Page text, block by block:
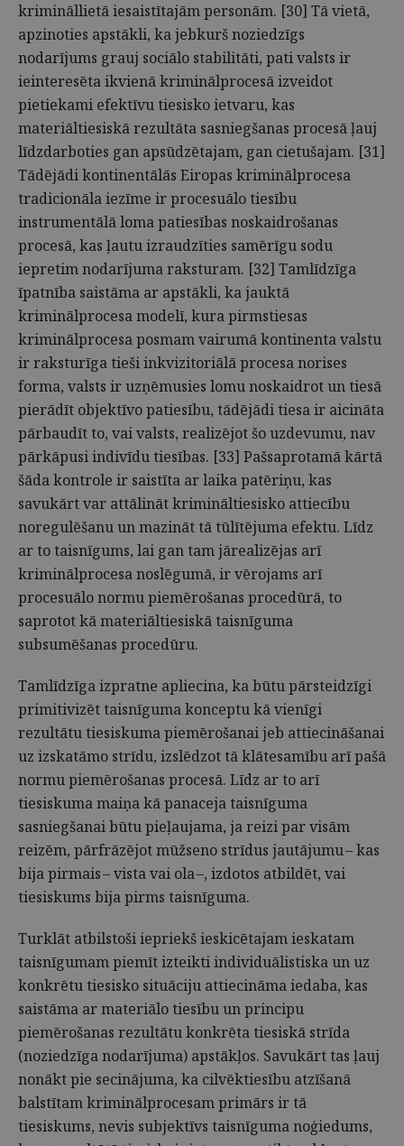
krimināllietā iesaistītajām personām. [30] Tā vietā,
apzinoties apstākli, ka jebkurš noziedzīgs
nodarījums grauj sociālo stabilitāti, pati valsts ir
ieinteresēta ikvienā kriminālprocesā izveidot
pietiekami efektīvu tiesisko ietvaru, kas
materiāltiesiskā rezultāta sasniegšanas procesā ļauj
līdzdarboties gan apsūdzētajam, gan cietušajam. [31]
Tādējādi kontinentālās Eiropas kriminālprocesa
tradicionāla iezīme ir procesuālo tiesību
instrumentālā loma patiesības noskaidrošanas
procesā, kas ļautu izraudzīties samērīgu sodu
iepretim nodarījuma raksturam. [32] Tamlīdzīga
īpatnība saistāma ar apstākli, ka jauktā
kriminālprocesa modelī, kura pirmstiesas
kriminālprocesa posmam vairumā kontinenta valstu
ir raksturīga tieši inkvizitoriālā procesa norises
forma, valsts ir uzņēmusies lomu noskaidrot un tiesā
pierādīt objektīvo patiesību, tādējādi tiesa ir aicināta
pārbaudīt to, vai valsts, realizējot šo uzdevumu, nav
pārkāpusi indivīdu tiesības. [33] Pašsaprotamā kārtā
šāda kontrole ir saistīta ar laika patēriņu, kas
savukārt var attālināt krimināltiesisko attiecību
noregulēšanu un mazināt tā tūlītējuma efektu. Līdz
ar to taisnīgums, lai gan tam jārealizējas arī
kriminālprocesa noslēgumā, ir vērojams arī
procesuālo normu piemērošanas procedūrā, to
saprotot kā materiāltiesiskā taisnīguma
subsumēšanas procedūru.
Tamlīdzīga izpratne apliecina, ka būtu pārsteidzīgi
primitivizēt taisnīguma konceptu kā vienīgi
rezultātu tiesiskuma piemērošanai jeb attiecināšanai
uz izskatāmo strīdu, izslēdzot tā klātesamību arī pašā
normu piemērošanas procesā. Līdz ar to arī
tiesiskuma maiņa kā panaceja taisnīguma
sasniegšanai būtu pieļaujama, ja reizi par visām
reizēm, pārfrāzējot mūžseno strīdus jautājumu – kas
bija pirmais – vista vai ola –, izdotos atbildēt, vai
tiesiskums bija pirms taisnīguma.
Turklāt atbilstoši iepriekš ieskicētajam ieskatam
taisnīgumam piemīt izteikti individuālistiska un uz
konkrētu tiesisko situāciju attiecināma iedaba, kas
saistāma ar materiālo tiesību un principu
piemērošanas rezultātu konkrēta tiesiskā strīda
(noziedzīga nodarījuma) apstākļos. Savukārt tas ļauj
nonākt pie secinājuma, ka cilvēktiesību atzīšanā
balstītam kriminālprocesam primārs ir tā
tiesiskums, nevis subjektīvs taisnīguma noģiedums,